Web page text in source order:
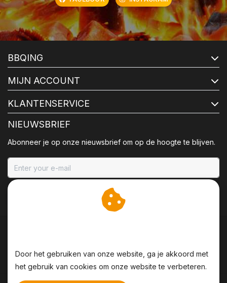
BBQING
MIJN ACCOUNT
KLANTENSERVICE
NIEUWSBRIEF
Abonneer je op onze nieuwsbrief om op de hoogte te blijven.
Door het gebruiken van onze website, ga je akkoord met
het gebruik van cookies om onze website te verbeteren.